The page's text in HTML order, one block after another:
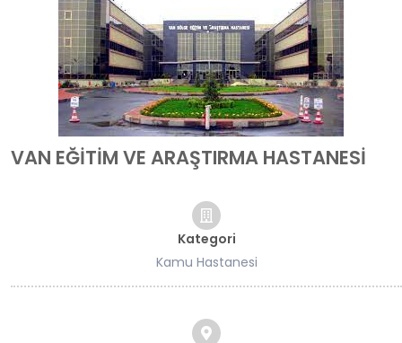
VAN EĞİTİM VE ARAŞTIRMA HASTANESİ
Kategori
Kamu Hastanesi